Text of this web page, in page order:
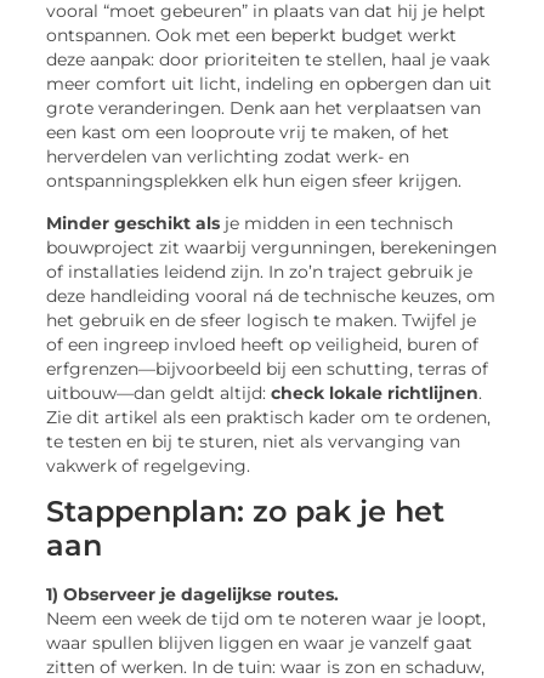
vooral “moet gebeuren” in plaats van dat hij je helpt
ontspannen. Ook met een beperkt budget werkt
deze aanpak: door prioriteiten te stellen, haal je vaak
meer comfort uit licht, indeling en opbergen dan uit
grote veranderingen. Denk aan het verplaatsen van
een kast om een looproute vrij te maken, of het
herverdelen van verlichting zodat werk- en
ontspanningsplekken elk hun eigen sfeer krijgen.
Minder geschikt als je midden in een technisch
bouwproject zit waarbij vergunningen, berekeningen
of installaties leidend zijn. In zo’n traject gebruik je
deze handleiding vooral ná de technische keuzes, om
het gebruik en de sfeer logisch te maken. Twijfel je
of een ingreep invloed heeft op veiligheid, buren of
erfgrenzen—bijvoorbeeld bij een schutting, terras of
uitbouw—dan geldt altijd:check lokale richtlijnen.
Zie dit artikel als een praktisch kader om te ordenen,
te testen en bij te sturen, niet als vervanging van
vakwerk of regelgeving.
Stappenplan: zo pak je het
aan
1) Observeer je dagelijkse routes.
Neem een week de tijd om te noteren waar je loopt,
waar spullen blijven liggen en waar je vanzelf gaat
zitten of werken. In de tuin: waar is zon en schaduw,